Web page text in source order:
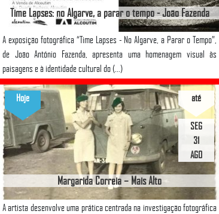
Time Lapses: no Algarve, a parar o tempo - João Fazenda
A exposição fotográfica “Time Lapses - No Algarve, a Parar o Tempo”,
de João António Fazenda, apresenta uma homenagem visual às
paisagens e à identidade cultural do (...)
Margarida Correia – Mais Alto
A artista desenvolve uma prática centrada na investigação fotográfica
até
SEG
31
AGO
Hoje